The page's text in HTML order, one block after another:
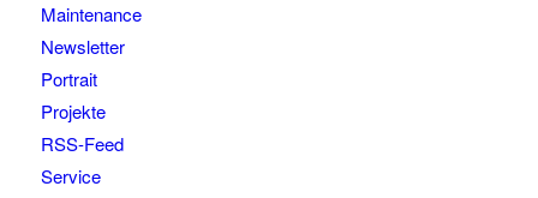
Maintenance
Newsletter
Portrait
Projekte
RSS-Feed
Service